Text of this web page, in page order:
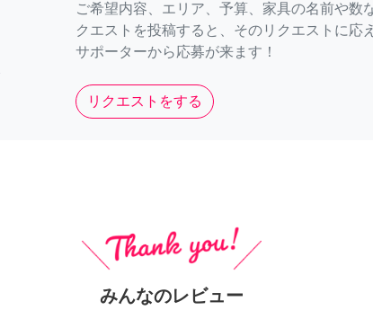
ご希望内容、エリア、予算、家具の名前や数
クエストを投稿すると、そのリクエストに応
サポーターから応募が来ます！
リクエストをする
みんなのレビュー